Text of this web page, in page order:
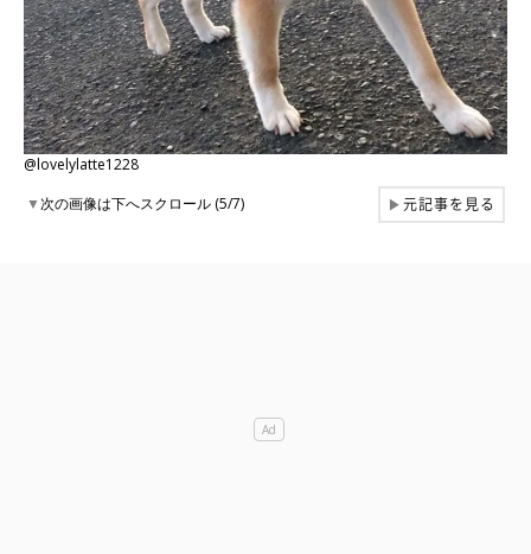
@lovelylatte1228
▼次の画像は下へスクロール (5/7) ▶元記事を見る